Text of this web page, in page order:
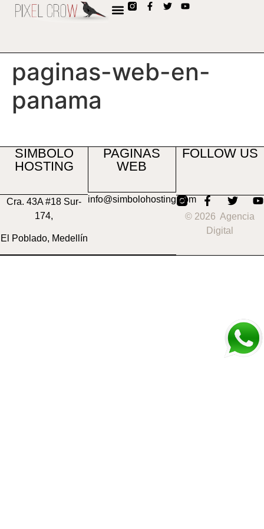
contenido
paginas-web-en-
panama
SIMBOLO
HOSTING
Cra. 43A #18 Sur-
174,
El Poblado, Medellín
PAGINAS
WEB
info@simbolohosting.com
FOLLOW US
© 2026 Agencia
Digital